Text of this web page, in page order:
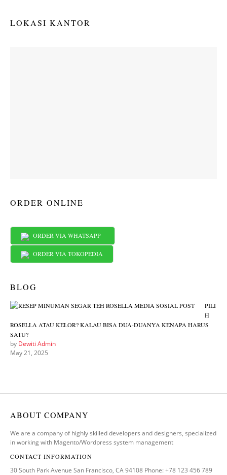
LOKASI KANTOR
ORDER ONLINE
ORDER VIA WHATSAPP
ORDER VIA TOKOPEDIA
BLOG
PILI
H
ROSELLA ATAU KELOR? KALAU BISA DUA-DUANYA KENAPA HARUS
SATU?
by Dewiti Admin
May 21, 2025
ABOUT COMPANY
We are a company of highly skilled developers and designers, specialized
in working with Magento/Wordpress system management
CONTACT INFORMATION
30 South Park Avenue San Francisco, CA 94108 Phone: +78 123 456 789